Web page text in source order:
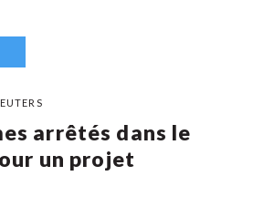
arrêtés dans le
un projet